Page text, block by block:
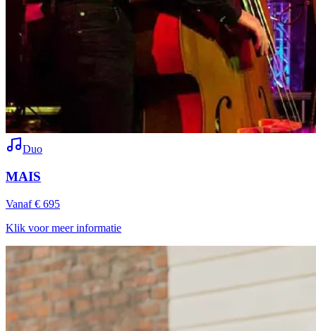
Duo
MAIS
Vanaf € 695
Klik voor meer informatie